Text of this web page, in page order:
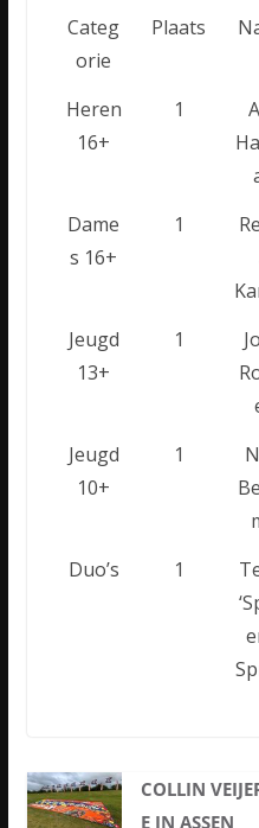
Categ
orie
Plaats
Heren
16+
1
Dame
s 16+
1
Jeugd
13+
1
Jeugd
10+
1
Duo’s 1
COLLIN
E IN ASSEN